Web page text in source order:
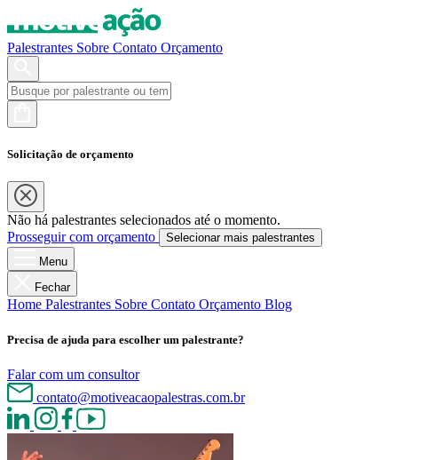
Palestrantes Sobre Contato Orçamento
Solicitação de orçamento
Não há palestrantes selecionados até o momento.
Prosseguir com orçamento
Selecionar mais palestrantes
Menu
Fechar
Home Palestrantes Sobre Contato Orçamento Blog
Precisa de ajuda para escolher um palestrante?
Falar com um consultor
contato@motiveacaopalestras.com.br